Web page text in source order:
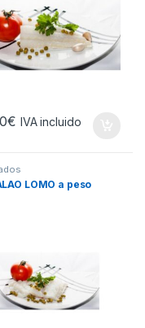
€ IVA incluido
LOMO a peso